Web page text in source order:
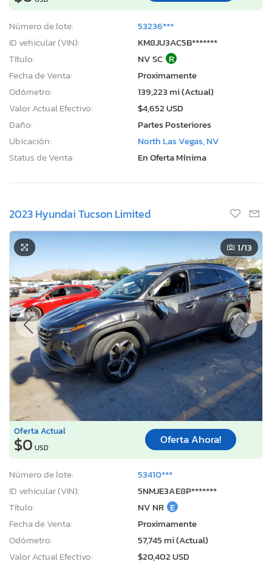
Número de lote:
53236***
ID vehicular (VIN):
KM8JU3AC5B*******
Título:
NV SC R
Fecha de Venta:
Proximamente
Odómetro:
139,223 mi (Actual)
Valor Actual Efectivo:
$4,652 USD
Daño:
Partes Posteriores
Ubicación:
North Las Vegas, NV
Status de Venta:
En Oferta Mínima
2023 Hyundai Tucson Limited
1/13
Oferta Actual
$0 USD
Oferta Ahora!
Número de lote:
53410***
ID vehicular (VIN):
5NMJE3AE8P*******
Título:
NV NR E
Fecha de Venta:
Proximamente
Odómetro:
57,745 mi (Actual)
Valor Actual Efectivo:
$20,402 USD